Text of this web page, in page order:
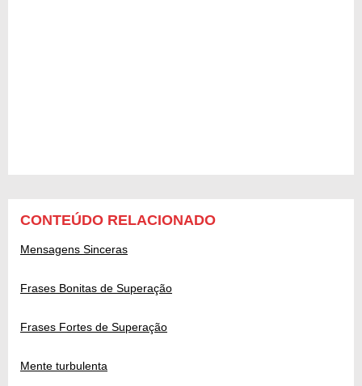
CONTEÚDO RELACIONADO
Mensagens Sinceras
Frases Bonitas de Superação
Frases Fortes de Superação
Mente turbulenta